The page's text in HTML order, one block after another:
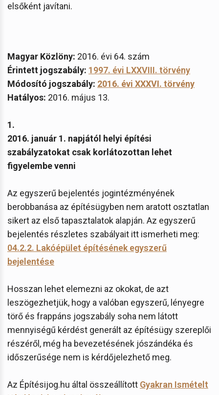
elsőként javítani.
Magyar Közlöny: 2016. évi 64. szám
Érintett jogszabály: 1997. évi LXXVIII. törvény
Módosító jogszabály: 2016. évi XXXVI. törvény
Hatályos: 2016. május 13.
1.
2016. január 1. napjától helyi építési
szabályzatokat csak korlátozottan lehet
figyelembe venni
Az egyszerű bejelentés jogintézményének
berobbanása az építésügyben nem aratott osztatlan
sikert az első tapasztalatok alapján. Az egyszerű
bejelentés részletes szabályait itt ismerheti meg:
04.2.2. Lakóépület építésének egyszerű
bejelentése
Hosszan lehet elemezni az okokat, de azt
leszögezhetjük, hogy a valóban egyszerű, lényegre
törő és frappáns jogszabály soha nem látott
mennyiségű kérdést generált az építésügy szereplői
részéről, még ha bevezetésének jószándéka és
időszerűsége nem is kérdőjelezhető meg.
Az Építésijog.hu által összeállított Gyakran Ismételt